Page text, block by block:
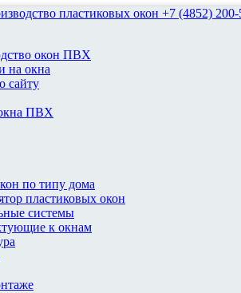
пластиковых окон +7 (4852) 200-
окон ПВХ
на окна
сайту
ПВХ
по типу дома
пластиковых окон
системы
к окнам
Окна Для
(Хрущевка)
окна в
самых распространенных вариаций
в 1956-1968 годах. В большинстве
но есть версии и с 2, 3, 4, 9 этажами.